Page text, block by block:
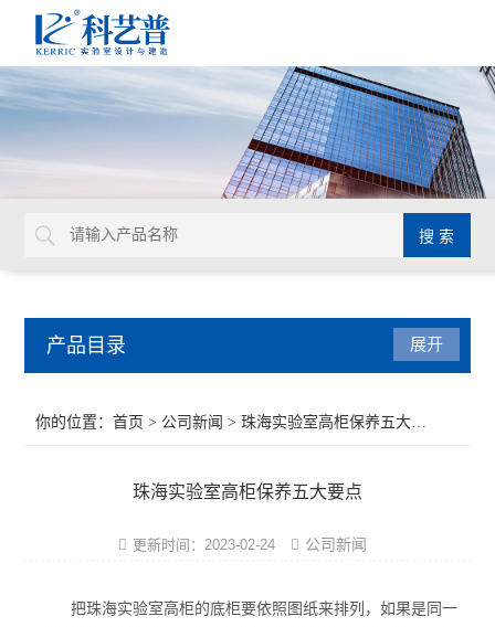
产品目录
实验室通风系统
展开
你的位置：首页 > 公司新闻 > 珠海实验室高柜保养五大要点
珠海实验室高柜保养五大要点
更新时间：2023-02-24 公司新闻
把珠海实验室高柜的底柜要依照图纸来排列，如果是同一